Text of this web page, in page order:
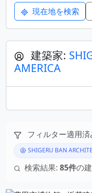
現在地を検索
建築家:
AMERICA
フィルター適用済
SHIGERU BAN
検索結果: 85件の